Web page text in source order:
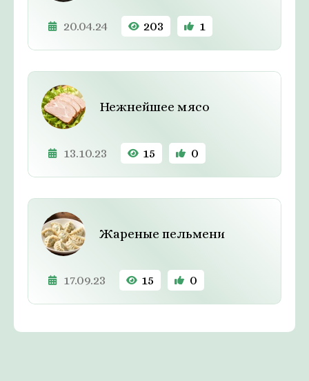
20.04.24 203 1
Нежнейшее мясо
13.10.23 15 0
Жареные пельмени
17.09.23 15 0